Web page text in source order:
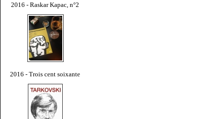
2016 - Raskar Kapac, n°2
2016 - Trois cent soixante